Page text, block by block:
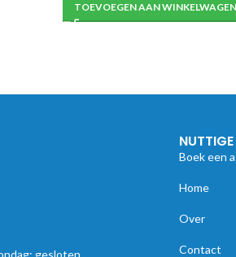
TOEVOEGEN AAN WINKELWAGEN
gesloten
Boek een
Home
Over
Contact